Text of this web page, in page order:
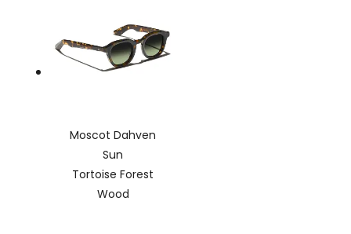
Moscot Dahven
Sun
Tortoise Forest
Wood